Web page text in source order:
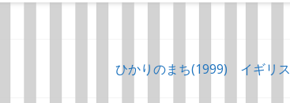
ひかりのまち(1999) イギリス